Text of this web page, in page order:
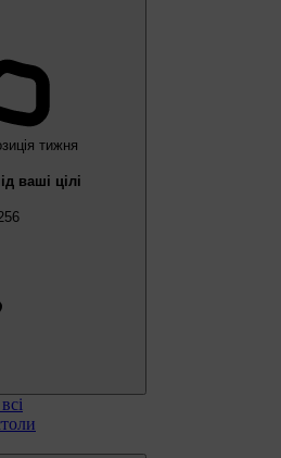
тижня
ваші цілі